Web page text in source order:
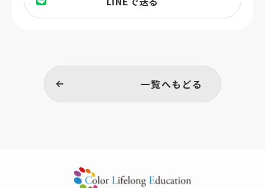
一覧へもどる